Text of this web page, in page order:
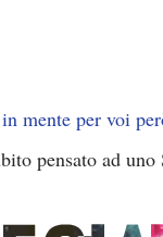
mente per voi
pensato ad